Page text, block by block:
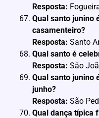
Resposta:
Qual santo junino
casamenteiro?
Resposta: Santo
Qual santo é
Resposta: São
Qual santo junino
junho?
Resposta: São
Qual dança típica